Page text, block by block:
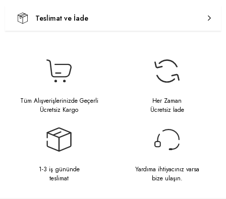
Teslimat ve İade
Tüm Alışverişlerinizde Geçerli
Ücretsiz Kargo
Her Zaman
Ücretsiz İade
1-3 iş gününde
teslimat
Yardıma ihtiyacınız varsa
bize ulaşın.